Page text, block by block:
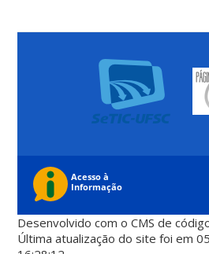
Desenvolvido com o CMS de
Última atualização do site foi em